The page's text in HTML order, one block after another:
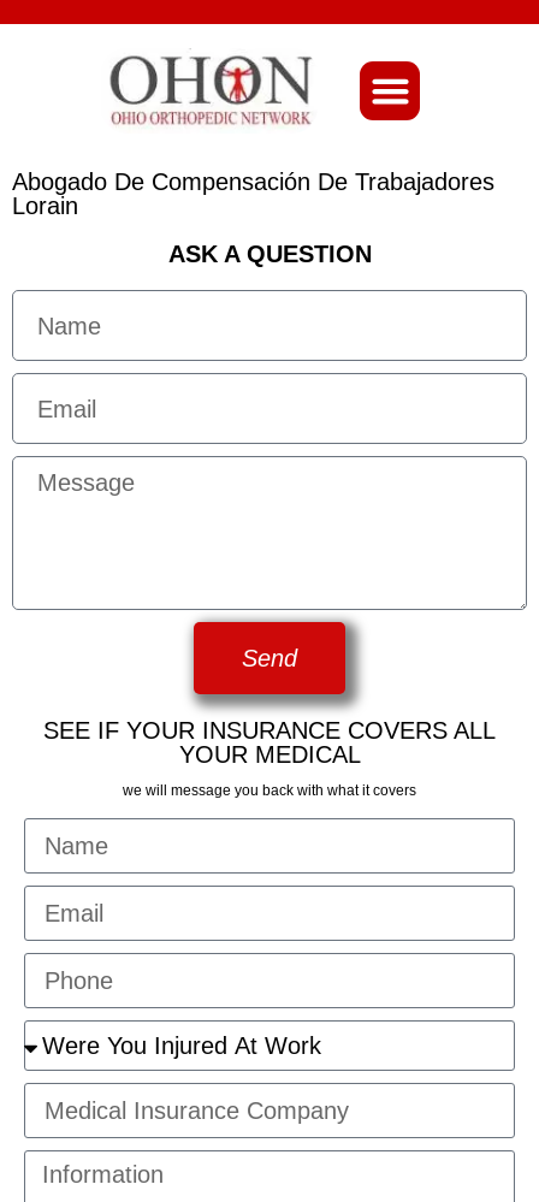
Abogado De Compensación De Trabajadores
Lorain
ASK A QUESTION
Send
SEE IF YOUR INSURANCE COVERS ALL
YOUR MEDICAL
we will message you back with what it covers